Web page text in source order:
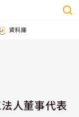
資料庫
人董事代表